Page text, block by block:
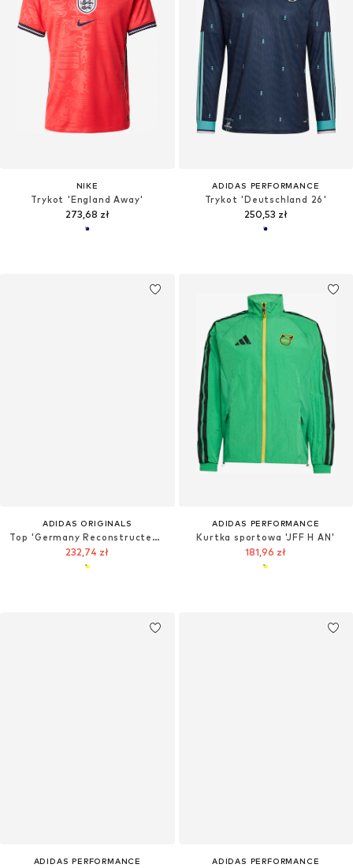
NIKE
Trykot 'England Away'
273,68 zł
ADIDAS PERFORMANCE
Trykot 'Deutschland 26'
250,53 zł
ADIDAS ORIGINALS
Top 'Germany Reconstructed Bringback'
232,74 zł
ADIDAS PERFORMANCE
Kurtka sportowa 'JFF H AN'
181,96 zł
ADIDAS PERFORMANCE ADIDAS PERFORMANCE